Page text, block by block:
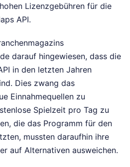
Lizenzgebühren für die
API.
darauf hingewiesen, dass die
in den letzten Jahren
Dies zwang das
Einnahmequellen zu
Spielzeit pro Tag zu
die das Programm für den
mussten daraufhin ihre
auf Alternativen ausweichen.